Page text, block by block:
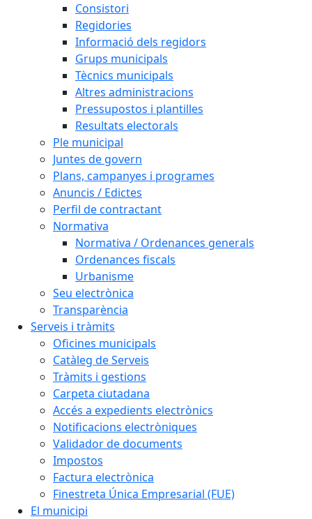
Consistori
Regidories
Informació dels regidors
Grups municipals
Tècnics municipals
Altres administracions
Pressupostos i plantilles
Resultats electorals
Ple municipal
Juntes de govern
Plans, campanyes i programes
Anuncis / Edictes
Perfil de contractant
Normativa
Normativa / Ordenances generals
Ordenances fiscals
Urbanisme
Seu electrònica
Transparència
Serveis i tràmits
Oficines municipals
Catàleg de Serveis
Tràmits i gestions
Carpeta ciutadana
Accés a expedients electrònics
Notificacions electròniques
Validador de documents
Impostos
Factura electrònica
Finestreta Única Empresarial (FUE)
El municipi